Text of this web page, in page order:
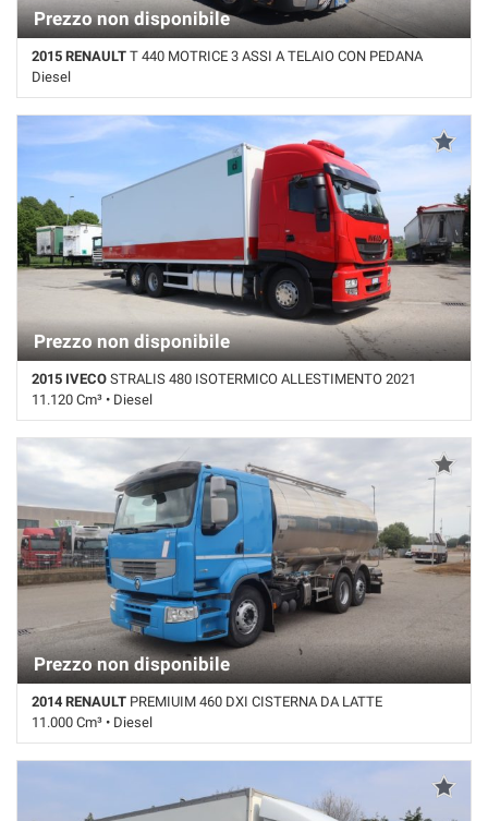
Prezzo non disponibile
2015 RENAULT T 440 MOTRICE 3 ASSI A TELAIO CON PEDANA
Diesel
800.000 Km • Cambio Automatico • Bianco pastello
Prezzo non disponibile
2015 IVECO STRALIS 480 ISOTERMICO ALLESTIMENTO 2021
11.120 Cm³ • Diesel
870.000 Km • Cambio Automatico • Bianco pastello •
Retarder/Intarder
Prezzo non disponibile
2014 RENAULT PREMIUIM 460 DXI CISTERNA DA LATTE
11.000 Cm³ • Diesel
880.000 Km • Cambio Manuale • Blu pastello